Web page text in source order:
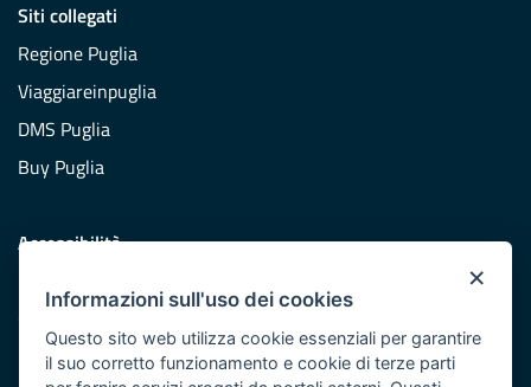
×
Informazioni sull'uso dei cookies
Questo sito web utilizza cookie essenziali per garantire
il suo corretto funzionamento e cookie di terze parti
Siti collegati
Regione Puglia
Viaggiareinpuglia
DMS Puglia
Buy Puglia
Accessibilità
Redazione